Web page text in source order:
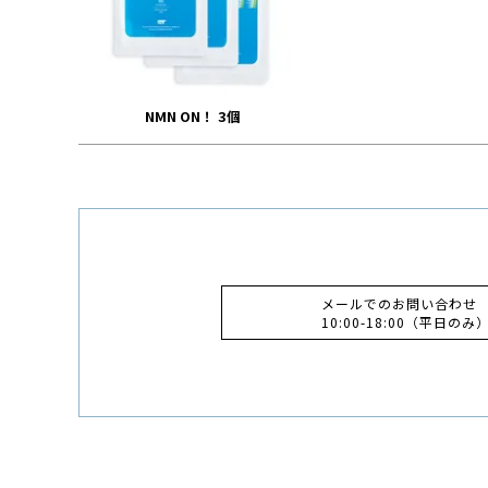
NMN ON！ 3個
メールでのお問い合わせ
10:00-18:00（平日のみ